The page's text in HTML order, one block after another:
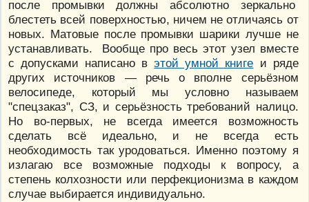
после промывки должны абсолютно зеркально
блестеть всей поверхностью, ничем не отличаясь от
новых. Матовые после промывки шарики лучше не
устанавливать. Вообще про весь этот узел вместе
с допусками написано вэтой умной книге и ряде
других источников — речь о вполне серьёзном
велосипеде, который мы условно называем
"спецзаказ", СЗ, и серьёзность требований налицо.
Но во-первых, не всегда имеется возможность
сделать всё идеально, и не всегда есть
необходимость так уродоваться. Именно поэтому я
излагаю все возможные подходы к вопросу, а
степень колхозности или перфекционизма в каждом
случае выбирается индивидуально.